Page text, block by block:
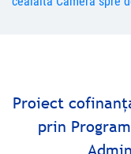
Proiect
prin